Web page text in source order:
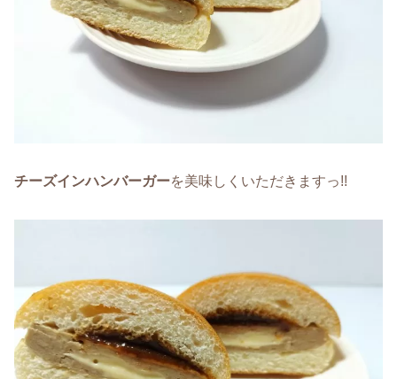
チーズインハンバーガーを美味しくいただきますっ!!